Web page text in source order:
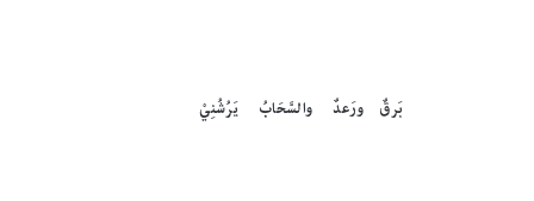
بَرقٌ ورَعدٌ والسَّحَابُ يَرُشُنِيْ